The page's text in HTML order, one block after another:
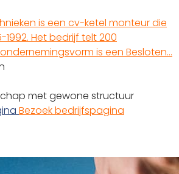
is een cv-ketel monteur die
Het bedrijf telt 200
is een Besloten…
met gewone structuur
Bezoek bedrijfspagina